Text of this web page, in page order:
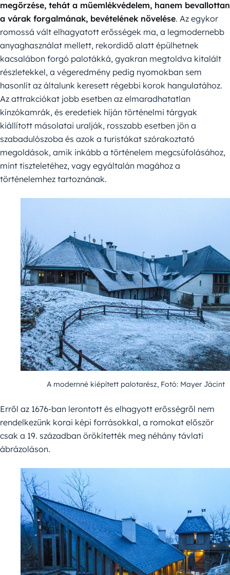
megőrzése, tehát a műemlékvédelem, hanem bevallottan
a várak forgalmának, bevételének növelése. Az egykor
romossá vált elhagyatott erősségek ma, a legmodernebb
anyaghasználat mellett, rekordidő alatt épülhetnek
kacsalábon forgó palotákká, gyakran megtoldva kitalált
részletekkel, a végeredmény pedig nyomokban sem
hasonlít az általunk keresett régebbi korok hangulatához.
Az attrakciókat jobb esetben az elmaradhatatlan
kínzókamrák, és eredetiek híján történelmi tárgyak
kiállított másolatai uralják, rosszabb esetben jön a
szabadulószoba és azok a turistákat szórakoztató
megoldások, amik inkább a történelem megcsúfolásához,
mint tiszteletéhez, vagy egyáltalán magához a
történelemhez tartoznának.
A modernné kiépített palotarész, Fotó: Mayer Jácint
Erről az 1676-ban lerontott és elhagyott erősségről nem
rendelkezünk korai képi forrásokkal, a romokat először
csak a 19. században örökítették meg néhány távlati
ábrázoláson.